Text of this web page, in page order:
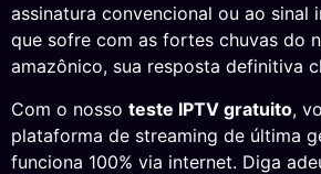
assinatura convencional ou ao sinal
que sofre com as fortes chuvas do
amazônico, sua resposta definitiva
Com o nosso teste IPTV gratuito,
plataforma de streaming de última
funciona 100% via internet. Diga